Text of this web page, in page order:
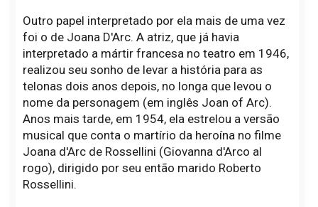
Outro papel interpretado por ela mais de uma vez
foi o de Joana D'Arc. A atriz, que já havia
interpretado a mártir francesa no teatro em 1946,
realizou seu sonho de levar a história para as
telonas dois anos depois, no longa que levou o
nome da personagem (em inglês Joan of Arc).
Anos mais tarde, em 1954, ela estrelou a versão
musical que conta o martírio da heroína no filme
Joana d'Arc de Rossellini (Giovanna d'Arco al
rogo), dirigido por seu então marido Roberto
Rossellini.